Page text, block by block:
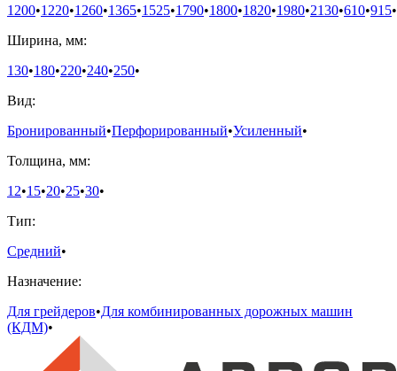
1200•1220•1260•1365•1525•1790•1800•1820•1980•2130•610•915•
Ширина, мм:
130•180•220•240•250•
Вид:
Бронированный•Перфорированный•Усиленный•
Толщина, мм:
12•15•20•25•30•
Тип:
Средний•
Назначение:
Для грейдеров•Для комбинированных дорожных машин
(КДМ)•